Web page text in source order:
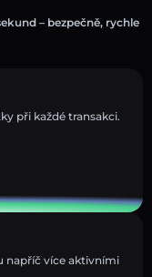
– bezpečně, rychle
při každé transakci.
napříč více aktivními